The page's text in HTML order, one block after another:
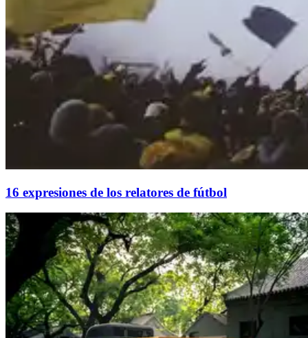
16 expresiones de los relatores de fútbol